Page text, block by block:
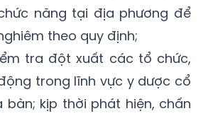
năng tại địa phương để
theo quy định;
tra đột xuất các tổ chức,
trong lĩnh vực y dược cổ
bàn; kịp thời phát hiện, chấn